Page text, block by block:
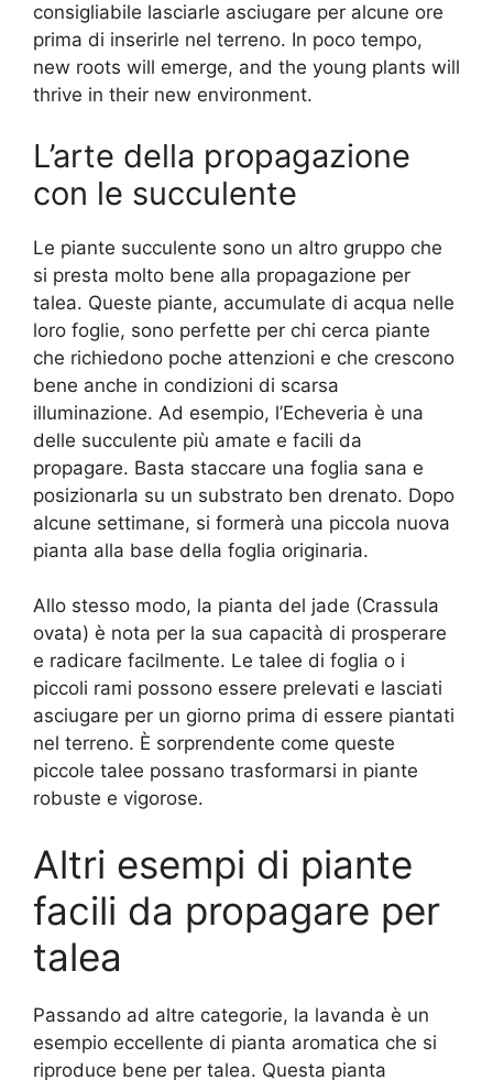
consigliabile lasciarle asciugare per alcune ore
prima di inserirle nel terreno. In poco tempo,
new roots will emerge, and the young plants will
thrive in their new environment.
L’arte della propagazione
con le succulente
Le piante succulente sono un altro gruppo che
si presta molto bene alla propagazione per
talea. Queste piante, accumulate di acqua nelle
loro foglie, sono perfette per chi cerca piante
che richiedono poche attenzioni e che crescono
bene anche in condizioni di scarsa
illuminazione. Ad esempio, l’Echeveria è una
delle succulente più amate e facili da
propagare. Basta staccare una foglia sana e
posizionarla su un substrato ben drenato. Dopo
alcune settimane, si formerà una piccola nuova
pianta alla base della foglia originaria.
Allo stesso modo, la pianta del jade (Crassula
ovata) è nota per la sua capacità di prosperare
e radicare facilmente. Le talee di foglia o i
piccoli rami possono essere prelevati e lasciati
asciugare per un giorno prima di essere piantati
nel terreno. È sorprendente come queste
piccole talee possano trasformarsi in piante
robuste e vigorose.
Altri esempi di piante
facili da propagare per
talea
Passando ad altre categorie, la lavanda è un
esempio eccellente di pianta aromatica che si
riproduce bene per talea. Questa pianta